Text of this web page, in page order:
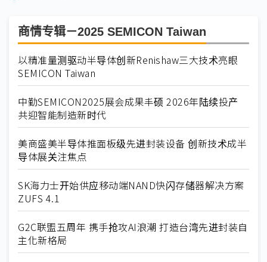
商情专辑－2025 SEMICON Taiwan
以精准量测驱动半导体创新Renishaw三大技术亮眼
SEMICON Taiwan
中勤SEMICON2025展会成果丰硕 2026年陆续投产
共迎智能制造新时代
美商盛美半导体推面板级先进封装设备 创新技术成半
导体展关注焦点
SK海力士开始供应移动端NAND快闪存储器解决方案
ZUFS 4.1
G2C联盟五周年 携手抢攻AI浪潮 打造台湾先进封装自
主化新格局